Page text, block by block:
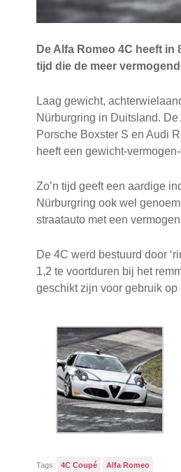
De Alfa Romeo 4C heeft
tijd die de meer
Laag gewicht,
Nürburgring in Duitsland.
Porsche Boxster S en Audi
heeft een gewicht-
Zo’n tijd geeft een aardige
Nürburgring ook wel
straatauto met een
De 4C werd bestuurd door
1,2 te voortduren bij het
geschikt zijn voor gebruik op
Tags: 4C Coupé Alfa Romeo